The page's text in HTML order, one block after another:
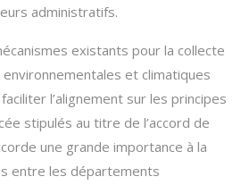
administratifs.
existants pour la collecte
et climatiques
l’alignement sur les principes
stipulés au titre de l’accord de
une grande importance à la
entre les départements